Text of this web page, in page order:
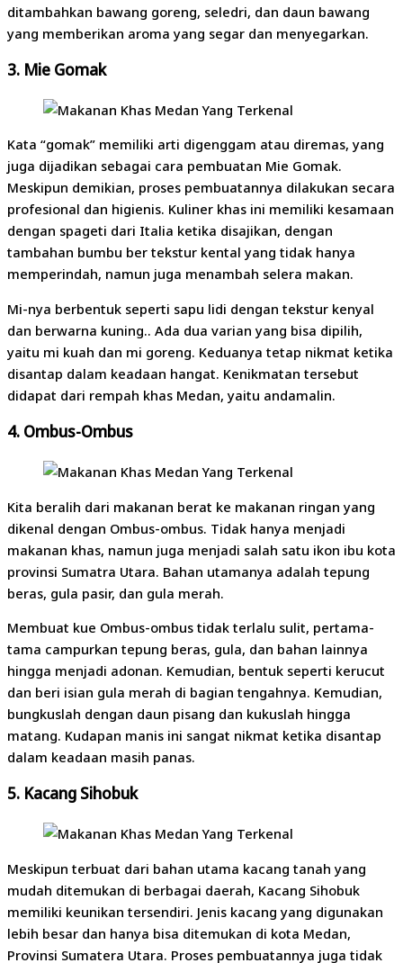
ditambahkan bawang goreng, seledri, dan daun bawang
yang memberikan aroma yang segar dan menyegarkan.
3. Mie Gomak
Kata “gomak” memiliki arti digenggam atau diremas, yang
juga dijadikan sebagai cara pembuatan Mie Gomak.
Meskipun demikian, proses pembuatannya dilakukan secara
profesional dan higienis. Kuliner khas ini memiliki kesamaan
dengan spageti dari Italia ketika disajikan, dengan
tambahan bumbu ber tekstur kental yang tidak hanya
memperindah, namun juga menambah selera makan.
Mi-nya berbentuk seperti sapu lidi dengan tekstur kenyal
dan berwarna kuning.. Ada dua varian yang bisa dipilih,
yaitu mi kuah dan mi goreng. Keduanya tetap nikmat ketika
disantap dalam keadaan hangat. Kenikmatan tersebut
didapat dari rempah khas Medan, yaitu andamalin.
4. Ombus-Ombus
Kita beralih dari makanan berat ke makanan ringan yang
dikenal dengan Ombus-ombus. Tidak hanya menjadi
makanan khas, namun juga menjadi salah satu ikon ibu kota
provinsi Sumatra Utara. Bahan utamanya adalah tepung
beras, gula pasir, dan gula merah.
Membuat kue Ombus-ombus tidak terlalu sulit, pertama-
tama campurkan tepung beras, gula, dan bahan lainnya
hingga menjadi adonan. Kemudian, bentuk seperti kerucut
dan beri isian gula merah di bagian tengahnya. Kemudian,
bungkuslah dengan daun pisang dan kukuslah hingga
matang. Kudapan manis ini sangat nikmat ketika disantap
dalam keadaan masih panas.
5. Kacang Sihobuk
Meskipun terbuat dari bahan utama kacang tanah yang
mudah ditemukan di berbagai daerah, Kacang Sihobuk
memiliki keunikan tersendiri. Jenis kacang yang digunakan
lebih besar dan hanya bisa ditemukan di kota Medan,
Provinsi Sumatera Utara. Proses pembuatannya juga tidak